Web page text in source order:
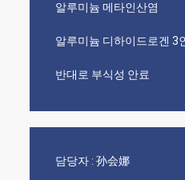
알루미늄 메타인산염
알루미늄 디하이드로겐 3
반대로 부식성 안료
담당자 : 孙会娜